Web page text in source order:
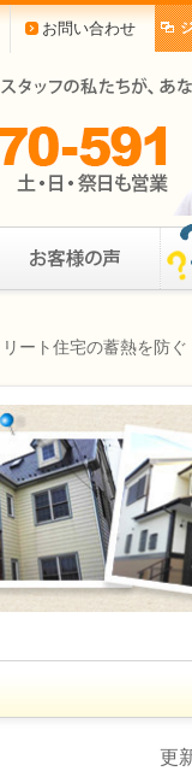
お問い合わせ
ート住宅の蓄熱を防ぐ
更